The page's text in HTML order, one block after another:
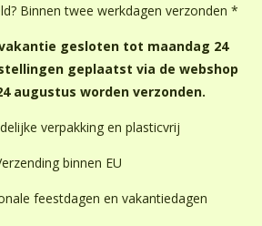
Binnen twee werkdagen verzonden *
vakantie gesloten tot maandag 24
geplaatst via de webshop
augustus worden verzonden.
verpakking en plasticvrij
binnen EU
feestdagen en vakantiedagen